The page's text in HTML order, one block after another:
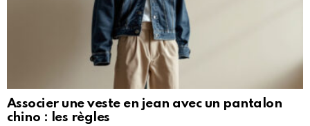
Associer une veste en jean avec un pantalon
chino : les règles